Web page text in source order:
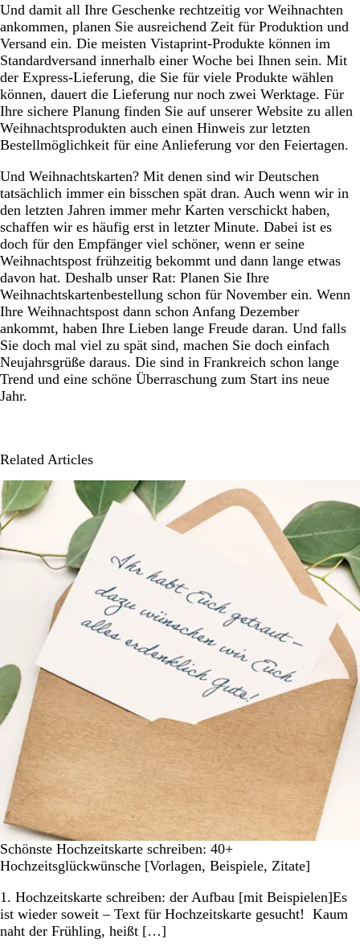
Und damit all Ihre Geschenke rechtzeitig vor Weihnachten
ankommen, planen Sie ausreichend Zeit für Produktion und
Versand ein. Die meisten Vistaprint-Produkte können im
Standardversand innerhalb einer Woche bei Ihnen sein. Mit
der Express-Lieferung, die Sie für viele Produkte wählen
können, dauert die Lieferung nur noch zwei Werktage. Für
Ihre sichere Planung finden Sie auf unserer Website zu allen
Weihnachtsprodukten auch einen Hinweis zur letzten
Bestellmöglichkeit für eine Anlieferung vor den Feiertagen.
Und Weihnachtskarten? Mit denen sind wir Deutschen
tatsächlich immer ein bisschen spät dran. Auch wenn wir in
den letzten Jahren immer mehr Karten verschickt haben,
schaffen wir es häufig erst in letzter Minute. Dabei ist es
doch für den Empfänger viel schöner, wenn er seine
Weihnachtspost frühzeitig bekommt und dann lange etwas
davon hat. Deshalb unser Rat: Planen Sie Ihre
Weihnachtskartenbestellung schon für November ein. Wenn
Ihre Weihnachtspost dann schon Anfang Dezember
ankommt, haben Ihre Lieben lange Freude daran. Und falls
Sie doch mal viel zu spät sind, machen Sie doch einfach
Neujahrsgrüße daraus. Die sind in Frankreich schon lange
Trend und eine schöne Überraschung zum Start ins neue
Jahr.
Related Articles
Schönste Hochzeitskarte schreiben: 40+
Hochzeitsglückwünsche [Vorlagen, Beispiele, Zitate]
1. Hochzeitskarte schreiben: der Aufbau [mit Beispielen]Es
ist wieder soweit – Text für Hochzeitskarte gesucht! Kaum
naht der Frühling, heißt […]